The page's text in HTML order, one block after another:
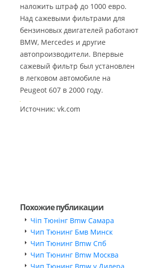
наложить штраф до 1000 евро.
Над сажевыми фильтрами для
бензиновых двигателей работают
BMW, Mercedes и другие
автопроизводители. Впервые
сажевый фильтр был установлен
в легковом автомобиле на
Peugeot 607 в 2000 году.
Источник: vk.com
Похожие публикации
Чіп Тюнінг Bmw Самара
Чип Тюнинг Бмв Минск
Чип Тюнинг Bmw Спб
Чип Тюнинг Bmw Москва